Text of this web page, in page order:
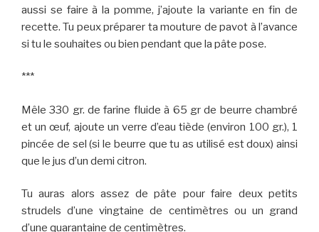
aussi se faire à la pomme, j’ajoute la variante en fin de
recette. Tu peux préparer ta mouture de pavot à l’avance
si tu le souhaites ou bien pendant que la pâte pose.
***
Mêle 330 gr. de farine fluide à 65 gr de beurre chambré
et un œuf, ajoute un verre d’eau tiède (environ 100 gr.), 1
pincée de sel (si le beurre que tu as utilisé est doux) ainsi
que le jus d’un demi citron.
Tu auras alors assez de pâte pour faire deux petits
strudels d’une vingtaine de centimètres ou un grand
d’une quarantaine de centimètres.